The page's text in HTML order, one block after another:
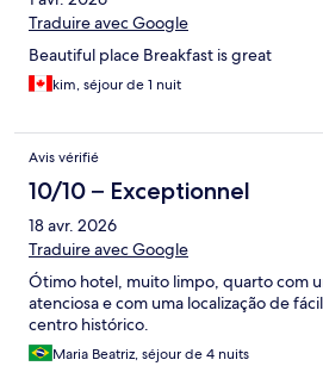
Traduire avec Google
Beautiful place Breakfast is great
kim, séjour de 1 nuit
Avis vérifié
10/10 – Exceptionnel
18 avr. 2026
Traduire avec Google
Ótimo hotel, muito limpo, quarto com
atenciosa e com uma localização de
centro histórico.
Maria Beatriz, séjour de 4 nuits